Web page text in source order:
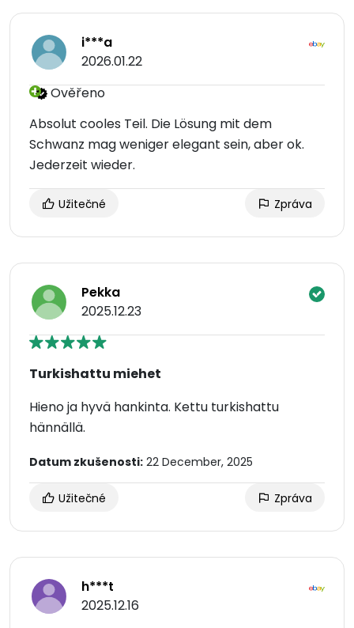
i***a
2026.01.22
Ověřeno
Absolut cooles Teil. Die Lösung mit dem
Schwanz mag weniger elegant sein, aber ok.
Jederzeit wieder.
Užitečné Zpráva
Pekka
2025.12.23
Turkishattu miehet
Hieno ja hyvä hankinta. Kettu turkishattu
hännällä.
Datum zkušenosti: 22 December, 2025
Užitečné Zpráva
h***t
2025.12.16